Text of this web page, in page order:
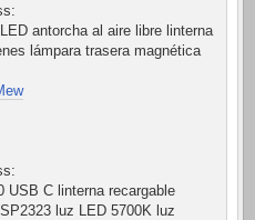
antorcha al aire libre linterna
lámpara trasera magnética
USB C linterna recargable
luz LED 5700K luz